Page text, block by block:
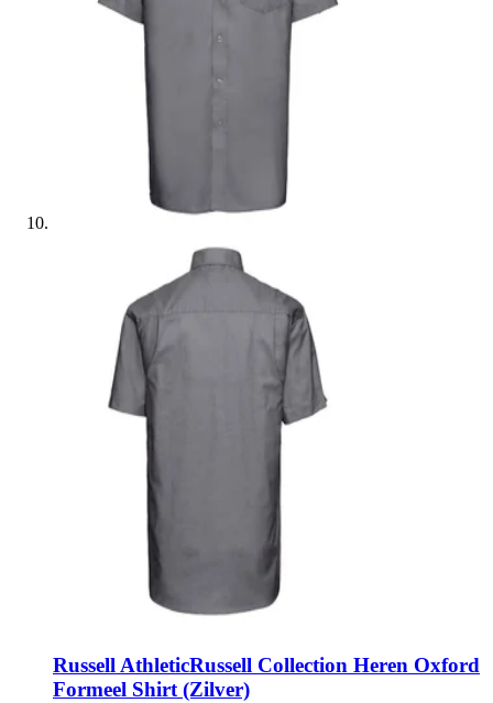
Russell AthleticRussell Collection Heren Oxford
Formeel Shirt (Zilver)